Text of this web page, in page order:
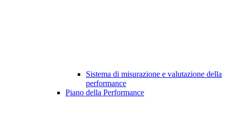
Sistema di misurazione e valutazione della
performance
Piano della Performance